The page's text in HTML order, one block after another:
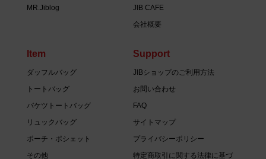
MR.Jiblog
JIB CAFE
会社概要
Item
ダッフルバッグ
トートバッグ
バケツトートバッグ
リュックバッグ
ポーチ・ポシェット
その他
Support
JIBショップのご利用方法
お問い合わせ
FAQ
サイトマップ
プライバシーポリシー
特定商取引に関する法律に基づ